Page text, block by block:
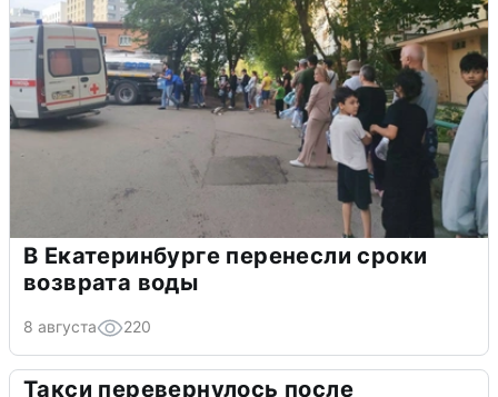
В Екатеринбурге перенесли сроки
возврата воды
8 августа 220
Такси перевернулось после